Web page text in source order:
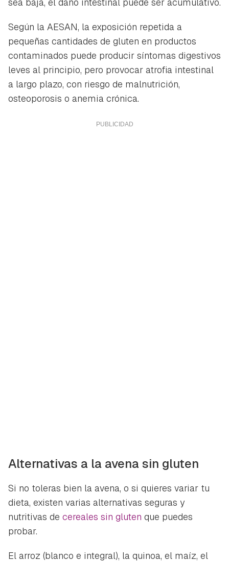
Según la AESAN, la exposición repetida a
pequeñas cantidades de gluten en productos
contaminados puede producir síntomas digestivos
leves al principio, pero provocar atrofia intestinal
a largo plazo, con riesgo de malnutrición,
osteoporosis o anemia crónica.
Alternativas a la avena sin gluten
Si no toleras bien la avena, o si quieres variar tu
dieta, existen varias alternativas seguras y
nutritivas de cereales sin gluten que puedes
probar.
El arroz (blanco e integral), la quinoa, el maíz, el